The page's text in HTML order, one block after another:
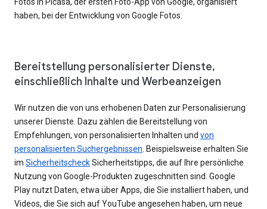
haben, bei der Entwicklung von Google Fotos.
Bereitstellung personalisierter Dienste,
einschließlich Inhalte und Werbeanzeigen
Wir nutzen die von uns erhobenen Daten zur Personalisierung
unserer Dienste. Dazu zählen die Bereitstellung von
Empfehlungen, von personalisierten Inhalten und von
personalisierten Suchergebnissen . Beispielsweise erhalten Sie
im SicherheitscheckSicherheitstipps, die auf Ihre persönliche
Nutzung von Google-Produkten zugeschnitten sind. Google
Play nutzt Daten, etwa über Apps, die Sie installiert haben, und
Videos, die Sie sich auf YouTube angesehen haben, um neue